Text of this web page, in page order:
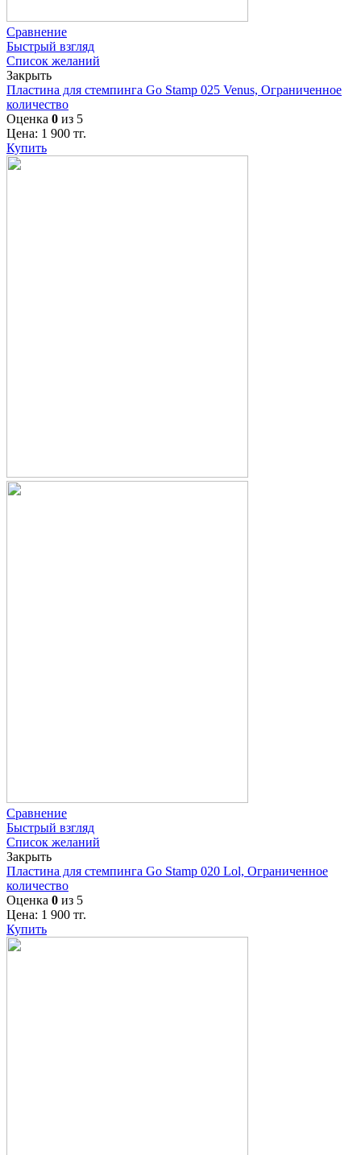
Сравнение
Быстрый взгляд
Список желаний
Закрыть
Пластина для стемпинга Go Stamp 025 Venus, Ограниченное
количество
Оценка 0 из 5
Цена: 1 900 тг.
Купить
Сравнение
Быстрый взгляд
Список желаний
Закрыть
Пластина для стемпинга Go Stamp 020 Lol, Ограниченное
количество
Оценка 0 из 5
Цена: 1 900 тг.
Купить